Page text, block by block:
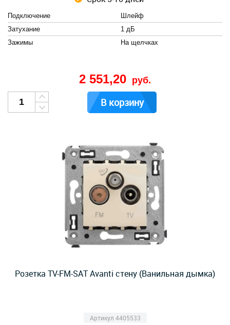
Подключение
Шлейф
Затухание
1 дБ
Зажимы
На щелчках
2 551,20 руб.
В корзину
Розетка TV-FM-SAT Avanti стену (Ванильная дымка)
Артикул 4405533